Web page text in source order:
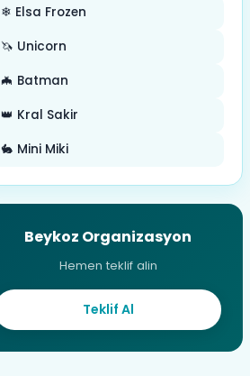
❄ Elsa Frozen
🦄 Unicorn
🦇 Batman
👑 Kral Sakir
🐇 Mini Miki
Beykoz Organizasyon
Hemen teklif alin
Teklif Al